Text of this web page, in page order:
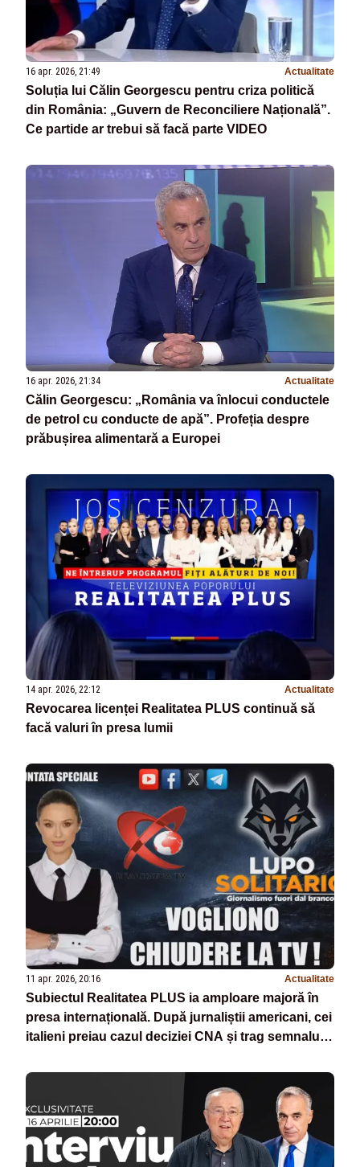
16 apr. 2026, 21:49 Actualitate
Soluția lui Călin Georgescu pentru criza politică
din România: „Guvern de Reconciliere Națională”.
Ce partide ar trebui să facă parte VIDEO
16 apr. 2026, 21:34 Actualitate
Călin Georgescu: „România va înlocui conductele
de petrol cu conducte de apă”. Profeția despre
prăbușirea alimentară a Europei
14 apr. 2026, 22:12 Actualitate
Revocarea licenței Realitatea PLUS continuă să
facă valuri în presa lumii
11 apr. 2026, 20:16 Actualitate
Subiectul Realitatea PLUS ia amploare majoră în
presa internațională. După jurnaliștii americani, cei
italieni preiau cazul deciziei CNA și trag semnalul